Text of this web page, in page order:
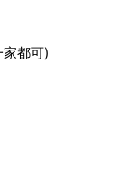
都可)